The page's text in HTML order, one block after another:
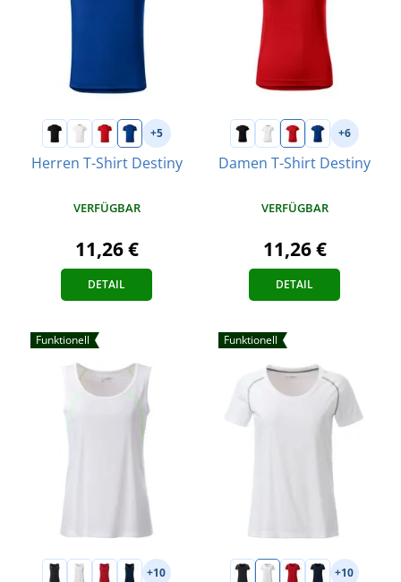
+5
Herren T-Shirt Destiny
VERFÜGBAR
11,26 €
DETAIL
+6
Damen T-Shirt Destiny
VERFÜGBAR
11,26 €
DETAIL
Funktionell
+10
Funktionell
+10